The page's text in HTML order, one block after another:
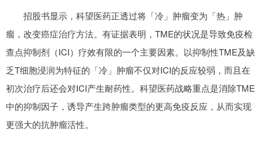
招股书显示，科望医药正透过将「冷」肿瘤变为「热」肿
瘤，改变癌症治疗方法。有证据表明，TME的状况是导致免疫检
查点抑制剂（ICI）疗效有限的一个主要因素。以抑制性TME及缺
乏T细胞浸润为特征的「冷」肿瘤不仅对ICI的反应较弱，而且在
初次治疗后还会对ICI产生耐药性。科望医药战略重点是消除TME
中的抑制因子，诱导产生跨肿瘤类型的更高免疫反应，从而实现
更强大的抗肿瘤活性。